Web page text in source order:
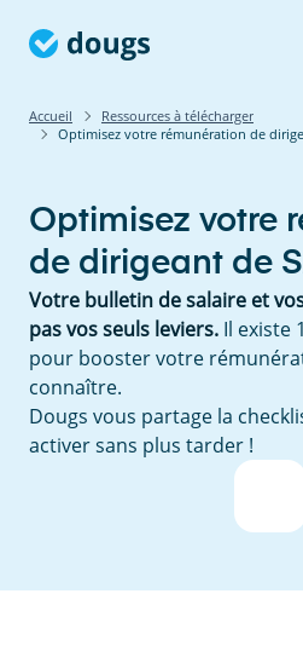
Accueil
Ressources à télécharger
Optimisez votre rémunération de
Optimisez votre
de dirigeant de
Votre bulletin de salaire et
pas vos seuls leviers. Il existe
pour booster votre
connaître.
Dougs vous partage la
activer sans plus tarder !